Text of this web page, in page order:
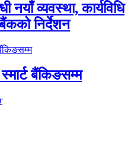
नयाँ व्यवस्था, कार्यविधि
निर्देशन
बैंकिङसम्म